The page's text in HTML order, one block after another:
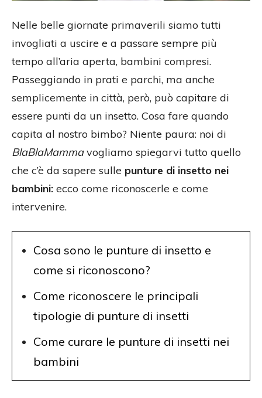
Nelle belle giornate primaverili siamo tutti
invogliati a uscire e a passare sempre più
tempo all’aria aperta, bambini compresi.
Passeggiando in prati e parchi, ma anche
semplicemente in città, però, può capitare di
essere punti da un insetto. Cosa fare quando
capita al nostro bimbo? Niente paura: noi di
BlaBlaMammavogliamo spiegarvi tutto quello
che c’è da sapere sulle punture di insetto nei
bambini: ecco come riconoscerle e come
intervenire.
Cosa sono le punture di insetto e
come si riconoscono?
Come riconoscere le principali
tipologie di punture di insetti
Come curare le punture di insetti nei
bambini